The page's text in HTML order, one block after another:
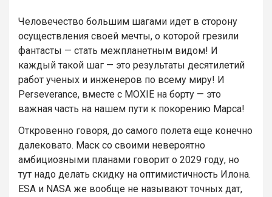
Человечество большим шагами идет в сторону
осуществления своей мечты, о которой грезили
фантасты — стать межпланетным видом! И
каждый такой шаг — это результаты десятилетий
работ ученых и инженеров по всему миру! И
Perseverance, вместе с MOXIE на борту — это
важная часть на нашем пути к покорению Марса!
Откровенно говоря, до самого полета еще конечно
далековато. Маск со своими невероятно
амбициозными планами говорит о 2029 году, но
тут надо делать скидку на оптимистичность Илона.
ESA и NASA же вообще не называют точных дат,